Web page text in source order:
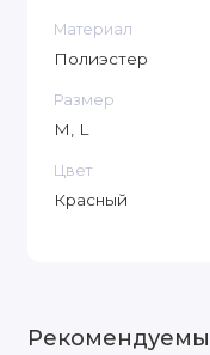
Материал
Полиэстер
Размер
M, L
Цвет
Красный